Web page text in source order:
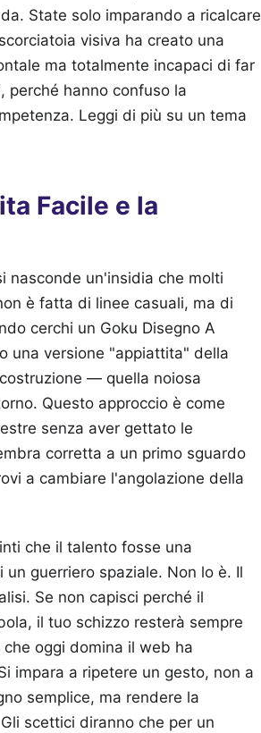
State solo imparando a ricalcare
visiva ha creato una
ma totalmente incapaci di far
perché hanno confuso la
Leggi di più su un tema
Facile e la
nasconde un'insidia che molti
è fatta di linee casuali, ma di
cerchi un Goku Disegno A
una versione "appiattita" della
— quella noiosa
Questo approccio è come
senza aver gettato le
corretta a un primo sguardo
a cambiare l'angolazione della
che il talento fosse una
guerriero spaziale. Non lo è. Il
Se non capisci perché il
il tuo schizzo resterà sempre
oggi domina il web ha
impara a ripetere un gesto, non a
semplice, ma rendere la
scettici diranno che per un